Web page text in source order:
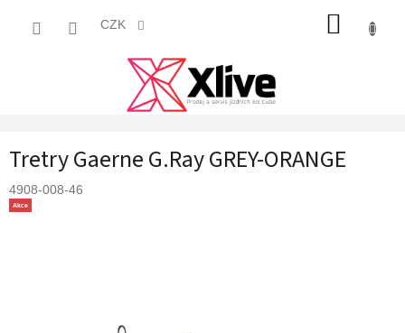
CZK
Tretry Gaerne G.Ray GREY-ORANGE
4908-008-46
Akce